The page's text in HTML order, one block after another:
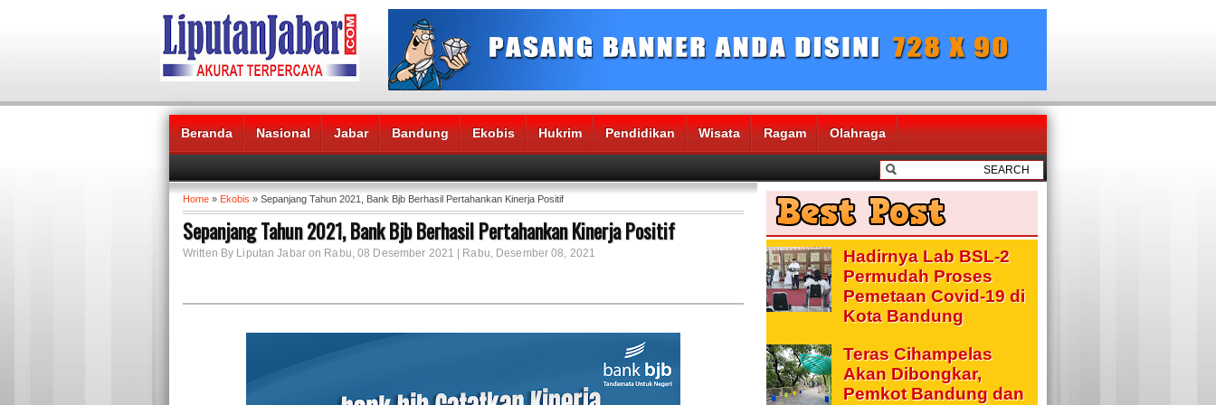
Beranda Nasional Jabar Bandung Ekobis Hukrim Pendidikan Wisata Ragam Olahraga
Headlines News :
Home » Ekobis » Sepanjang Tahun 2021, Bank Bjb Berhasil Pertahankan Kinerja Positif
Sepanjang Tahun 2021, Bank Bjb Berhasil Pertahankan Kinerja Positif
Written By Liputan Jabar on Rabu, 08 Desember 2021 | Rabu, Desember 08, 2021
Hadirnya Lab BSL-2
Permudah Proses
Pemetaan Covid-19 di
Kota Bandung
Teras Cihampelas
Akan Dibongkar,
Pemkot Bandung dan